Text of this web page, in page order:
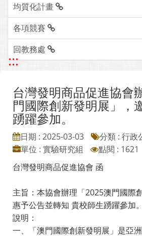
均質化計畫
各項競賽
回教務處
:::
台灣發明商品促進協會
門國際創新發明展」，
踴躍參加。
日期 : 2025-03-03
分類 : 行政
單位 : 實驗研究組
點閱 : 1621
台灣發明商品促進協會 函
主旨：本協會辦理「2025澳門國際
惠予公告並轉知 貴校師生踴躍參加。
說明：
一、「澳門國際創新發明展」是亞洲